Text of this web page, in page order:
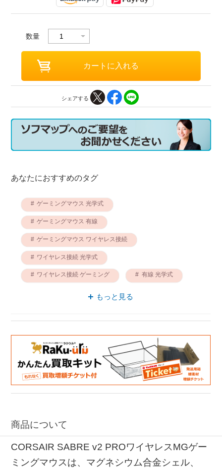
数量
シェアする
あなたにおすすめのタグ
ゲーミングマウス 光学式
ゲーミングマウス 有線
ゲーミングマウス ワイヤレス接続
ワイヤレス接続 光学式
ワイヤレス接続 ゲーミング 有線 光学式
もっと見る
商品について
CORSAIR SABRE v2 PROワイヤレスMGゲー
ミングマウスは、マグネシウム合金シェル、